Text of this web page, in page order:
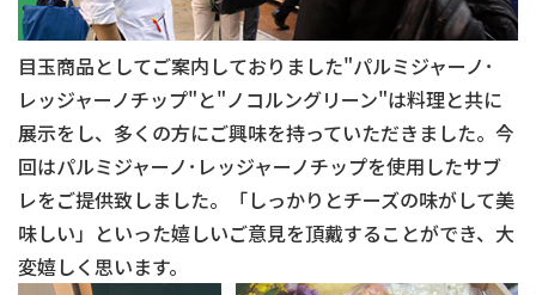
目玉商品としてご案内しておりました"パルミジャーノ･
レッジャーノチップ"と"ノコルングリーン"は料理と共に
展示をし、多くの方にご興味を持っていただきました。今
回はパルミジャーノ･レッジャーノチップを使用したサブ
レをご提供致しました。「しっかりとチーズの味がして美
味しい」といった嬉しいご意見を頂戴することができ、大
変嬉しく思います。